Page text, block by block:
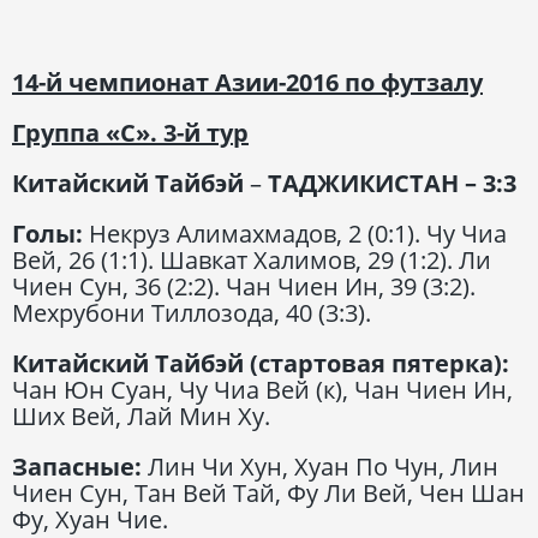
14-й чемпионат Азии-2016 по футзалу
Группа «С». 3-й тур
Китайский Тайбэй –ТАДЖИКИСТАН – 3:3
Голы: Некруз Алимахмадов, 2 (0:1). Чу Чиа
Вей, 26 (1:1). Шавкат Халимов, 29 (1:2). Ли
Чиен Сун, 36 (2:2). Чан Чиен Ин, 39 (3:2).
Мехрубони Тиллозода, 40 (3:3).
Китайский Тайбэй (стартовая пятерка):
Чан Юн Суан, Чу Чиа Вей (к), Чан Чиен Ин,
Ших Вей, Лай Мин Ху.
Запасные: Лин Чи Хун, Хуан По Чун, Лин
Чиен Сун, Тан Вей Тай, Фу Ли Вей, Чен Шан
Фу, Хуан Чие.